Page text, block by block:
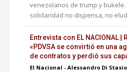
venezolanos de trump y bukele.
solidaridad no dispensa, no
Entrevista con EL NACIONAL |
«PDVSA se convirtió en una
de contratos y perdió sus
El Nacional - Alessandro Di Stasio